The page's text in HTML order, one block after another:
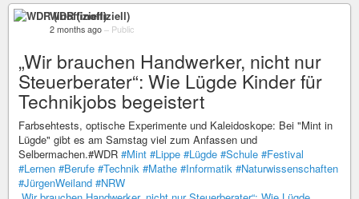
WDR (inoffiziell)
2 months ago – Public
„Wir brauchen Handwerker, nicht nur
Steuerberater“: Wie Lügde Kinder für
Technikjobs begeistert
Farbsehtests, optische Experimente und Kaleidoskope: Bei "Mint in
Lügde" gibt es am Samstag viel zum Anfassen und
Selbermachen.#WDR #Mint #Lippe #Lügde #Schule #Festival
#Lernen #Berufe #Technik #Mathe #Informatik #Naturwissenschaften
#JürgenWeiland #NRW